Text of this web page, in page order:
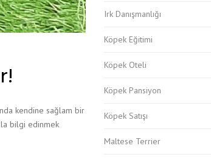
kendine sağlam bir
bilgi edinmek
Irk Danışmanlığı
Köpek Eğitimi
Köpek Oteli
Köpek Pansiyon
Köpek Satışı
Maltese Terrier